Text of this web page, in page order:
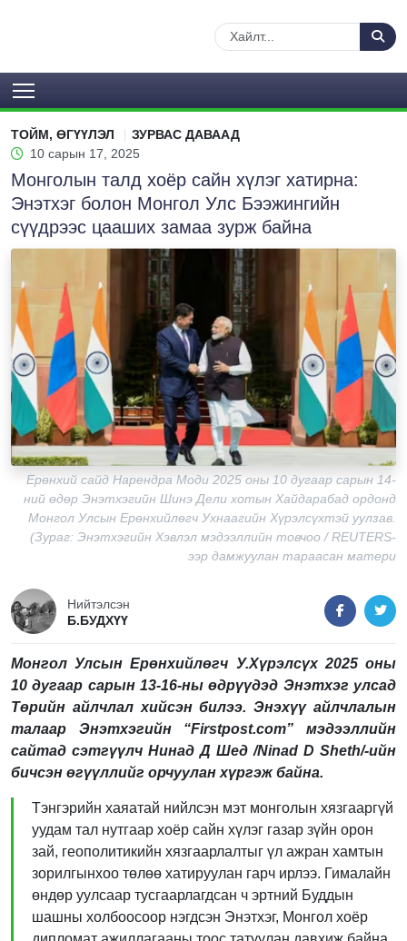
ТОЙМ, ӨГҮҮЛЭЛ
ЗУРВАС ДАВААД
10 сарын 17, 2025
Монголын талд хоёр сайн хүлэг хатирна:
Энэтхэг болон Монгол Улс Бээжингийн
сүүдрээс цааших замаа зурж байна
Ерөнхий сайд Нарендра Моди 2025 оны 10 дугаар сарын 14-
ний өдөр Энэтхэгийн Шинэ Дели хотын Хайдарабад ордонд
Монгол Улсын Ерөнхийлөгч Ухнаагийн Хүрэлсүхтэй уулзав.
(Зураг: Энэтхэгийн Хэвлэл мэдээллийн товчоо / REUTERS-
ээр дамжуулан тараасан матери
Нийтэлсэн
Б.БУДХҮҮ
Монгол Улсын Ерөнхийлөгч У.Хүрэлсүх 2025 оны
10 дугаар сарын 13-16-ны өдрүүдэд Энэтхэг улсад
Төрийн айлчлал хийсэн билээ. Энэхүү айлчлалын
талаар Энэтхэгийн “Firstpost.com” мэдээллийн
сайтад сэтгүүлч Нинад Д Шед /Ninad D Sheth/-ийн
бичсэн өгүүллийг орчуулан хүргэж байна.
Тэнгэрийн хаяатай нийлсэн мэт монголын хязгааргүй
уудам тал нутгаар хоёр сайн хүлэг газар зүйн орон
зай, геополитикийн хязгаарлалтыг үл ажран хамтын
зорилгынхоо төлөө хатируулан гарч ирлээ. Гималайн
өндөр уулсаар тусгаарлагдсан ч эртний Буддын
шашны холбоосоор нэгдсэн Энэтхэг, Монгол хоёр